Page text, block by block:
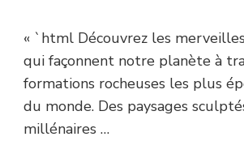
« `html Découvrez les
qui façonnent notre planète à
formations rocheuses les plus
du monde. Des paysages
millénaires …